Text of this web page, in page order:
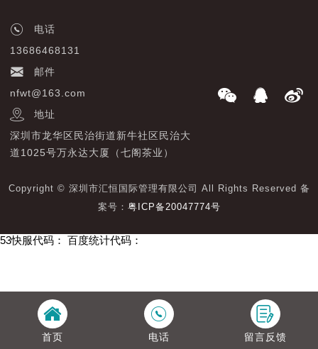
电话
13686468131
邮件
nfwt@163.com
地址
深圳市龙华区民治街道新牛社区民治大
道1025号万永达大厦（七阁茶业）
Copyright © 深圳市汇恒国际管理有限公司 All Rights Reserved 备
案号： 粤ICP备20047774号
首页 电话 留言反馈
53快服代码： 百度统计代码：